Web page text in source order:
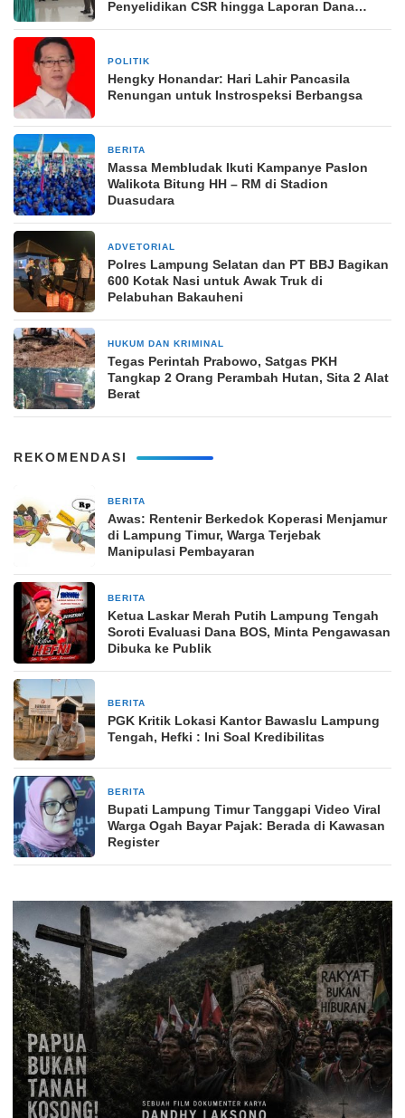
Penyelidikan CSR hingga Laporan Dana
POLITIK
Hengky Honandar: Hari Lahir Pancasila
Renungan untuk Instrospeksi Berbangsa
BERITA
Massa Membludak Ikuti Kampanye Paslon
Walikota Bitung HH – RM di Stadion
Duasudara
ADVETORIAL
Polres Lampung Selatan dan PT BBJ Bagikan
600 Kotak Nasi untuk Awak Truk di
Pelabuhan Bakauheni
HUKUM DAN KRIMINAL
Tegas Perintah Prabowo, Satgas PKH
Tangkap 2 Orang Perambah Hutan, Sita 2 Alat
Berat
REKOMENDASI
BERITA
Awas: Rentenir Berkedok Koperasi Menjamur
di Lampung Timur, Warga Terjebak
Manipulasi Pembayaran
BERITA
Ketua Laskar Merah Putih Lampung Tengah
Soroti Evaluasi Dana BOS, Minta Pengawasan
Dibuka ke Publik
BERITA
PGK Kritik Lokasi Kantor Bawaslu Lampung
Tengah, Hefki : Ini Soal Kredibilitas
BERITA
Bupati Lampung Timur Tanggapi Video Viral
Warga Ogah Bayar Pajak: Berada di Kawasan
Register